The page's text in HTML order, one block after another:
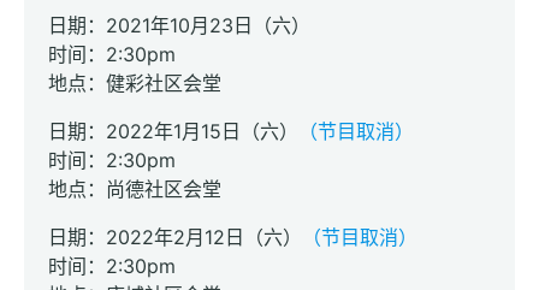
日期：2021年10月23日（六）
时间：2:30pm
地点：健彩社区会堂
日期：2022年1月15日（六）
（节目取消）
时间：2:30pm
地点：尚德社区会堂
日期：2022年2月12日（六）
（节目取消）
时间：2:30pm